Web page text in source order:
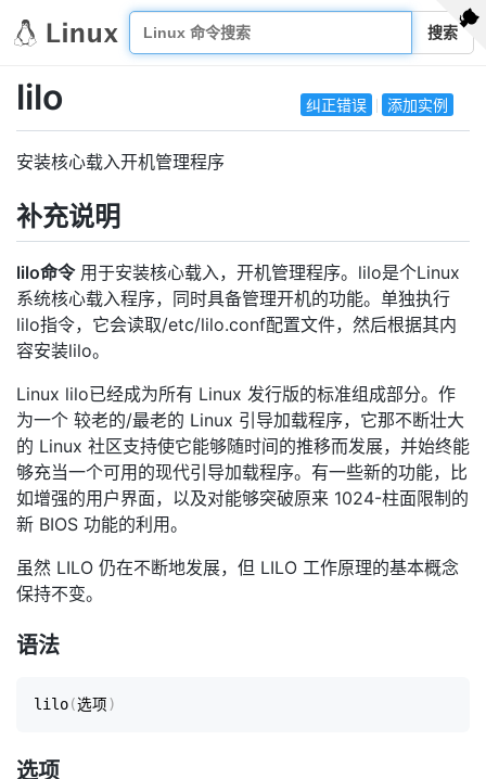
搜索
纠正错误 添加实例
lilo
安装核心载入开机管理程序
补充说明
lilo命令用于安装核心载入，开机管理程序。lilo是个Linux
系统核心载入程序，同时具备管理开机的功能。单独执行
lilo指令，它会读取/etc/lilo.conf配置文件，然后根据其内
容安装lilo。
Linux lilo已经成为所有 Linux 发行版的标准组成部分。作
为一个 较老的/最老的 Linux 引导加载程序，它那不断壮大
的 Linux 社区支持使它能够随时间的推移而发展，并始终能
够充当一个可用的现代引导加载程序。有一些新的功能，比
如增强的用户界面，以及对能够突破原来 1024-柱面限制的
新 BIOS 功能的利用。
虽然 LILO 仍在不断地发展，但 LILO 工作原理的基本概念
保持不变。
语法
lilo(选项)
选项